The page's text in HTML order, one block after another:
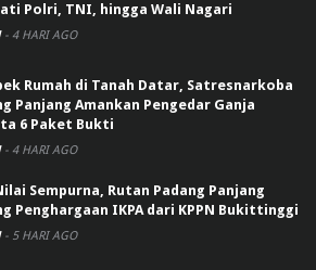
Polri, TNI, hingga Wali Nagari
- 4 HARI AGO
Rumah di Tanah Datar, Satresnarkoba
Panjang Amankan Pengedar Ganja
6 Paket Bukti
- 4 HARI AGO
Sempurna, Rutan Padang Panjang
Penghargaan IKPA dari KPPN Bukittinggi
- 5 HARI AGO